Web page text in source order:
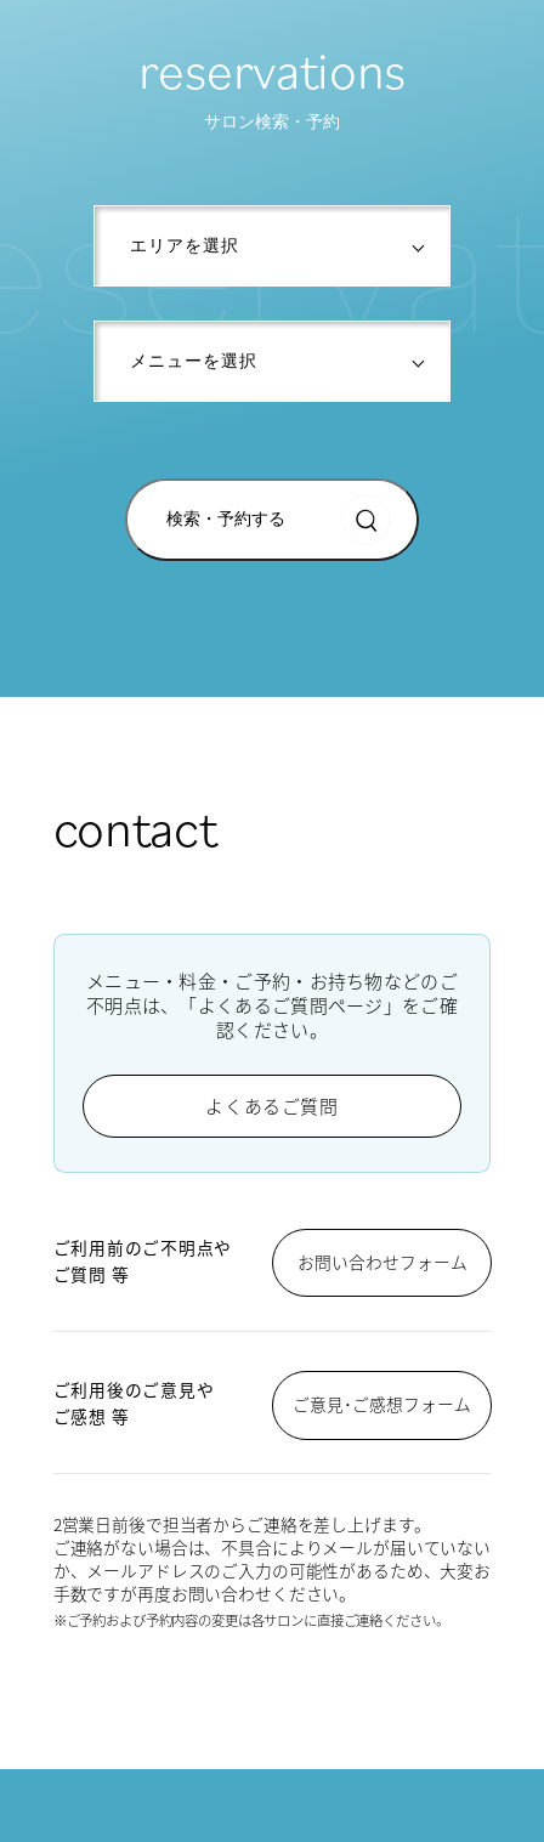
reservations
サロン検索・予約
検索・予約する
serva
contact
メニュー・料金・ご予約・お持ち物などのご
不明点は、「よくあるご質問ページ」をご確
認ください。
よくあるご質問
ご利用前のご不明点や
ご質問 等
お問い合わせフォーム
ご利用後のご意見や
ご感想 等
ご意見･ご感想フォーム
2営業日前後で担当者からご連絡を差し上げます。
ご連絡がない場合は、不具合によりメールが届いていない
か、メールアドレスのご入力の可能性があるため、大変お
手数ですが再度お問い合わせください。
※ご予約および予約内容の変更は各サロンに直接ご連絡ください。